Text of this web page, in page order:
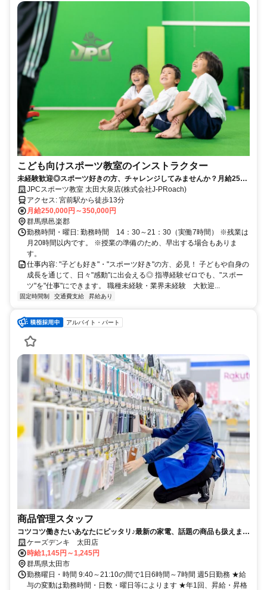
こども向けスポーツ教室のインストラクター
未経験歓迎◎スポーツ好きの方、チャレンジしてみませんか？月給25万
円以上・賞与年2回！
JPCスポーツ教室 太田大泉店(株式会社J-PRoach)
アクセス: 宮前駅から徒歩13分
月給250,000円～350,000円
群馬県邑楽郡
勤務時間・曜日: 勤務時間 14：30～21：30（実働7時間） ※残業は
月20時間以内です。 ※授業の準備のため、早出する場合もありま
す。
仕事内容: "子ども好き"・"スポーツ好き"の方、必見！ 子どもや自身の
成長を通じて、日々"感動"に出会える◎ 指導経験ゼロでも、"スポー
ツ"を"仕事"にできます。 職種未経験・業界未経験 大歓迎...
固定時間制 交通費支給 昇給あり
アルバイト・パート
商品管理スタッフ
コツコツ働きたいあなたにピッタリ♪最新の家電、話題の商品も扱えま
す！【倉庫業務／品出し】
ケーズデンキ 太田店
時給1,145円～1,245円
群馬県太田市
勤務曜日・時間 9:40～21:10の間で1日6時間～7時間 週5日勤務 ★給
与の変動は勤務時間・日数・曜日等によります ★年1回、昇給・昇格